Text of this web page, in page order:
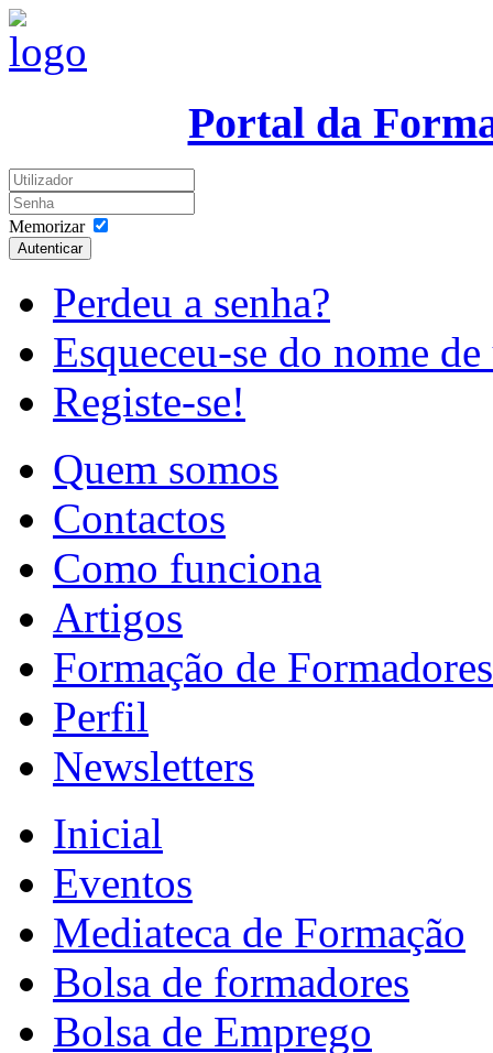
Portal da
Memorizar
Autenticar
Perdeu a senha?
Esqueceu-se do nome
Registe-se!
Quem somos
Contactos
Como funciona
Artigos
Formação de Formadores
Perfil
Newsletters
Inicial
Eventos
Mediateca de Formação
Bolsa de formadores
Bolsa de Emprego